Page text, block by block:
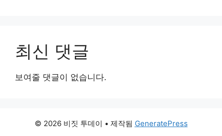
최신 댓글
보여줄 댓글이 없습니다.
© 2026 비짓 투데이 • 제작됨 GeneratePress